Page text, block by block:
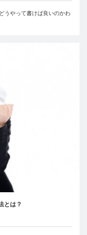
うやって書けば良いのかわ
とは？